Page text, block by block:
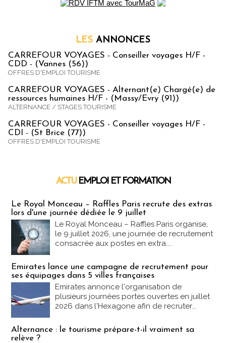
LES ANNONCES
CARREFOUR VOYAGES - Conseiller voyages H/F -
CDD - (Vannes (56))
OFFRES D'EMPLOI TOURISME
CARREFOUR VOYAGES - Alternant(e) Chargé(e) de
ressources humaines H/F - (Massy/Evry (91))
ALTERNANCE / STAGES TOURISME
CARREFOUR VOYAGES - Conseiller voyages H/F -
CDI - (St Brice (77))
OFFRES D'EMPLOI TOURISME
ACTU EMPLOI ET FORMATION
Le Royal Monceau – Raffles Paris recrute des extras
lors d'une journée dédiée le 9 juillet
Le Royal Monceau – Raffles Paris organise,
le 9 juillet 2026, une journée de recrutement
consacrée aux postes en extra....
Emirates lance une campagne de recrutement pour
ses équipages dans 5 villes françaises
Emirates annonce l'organisation de
plusieurs journées portes ouvertes en juillet
2026 dans l'Hexagone afin de recruter...
Alternance : le tourisme prépare-t-il vraiment sa
relève ?